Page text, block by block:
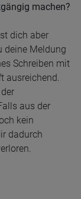
machen?
dich aber
deine Meldung
Schreiben mit
ausreichend.
aus der
kein
dadurch